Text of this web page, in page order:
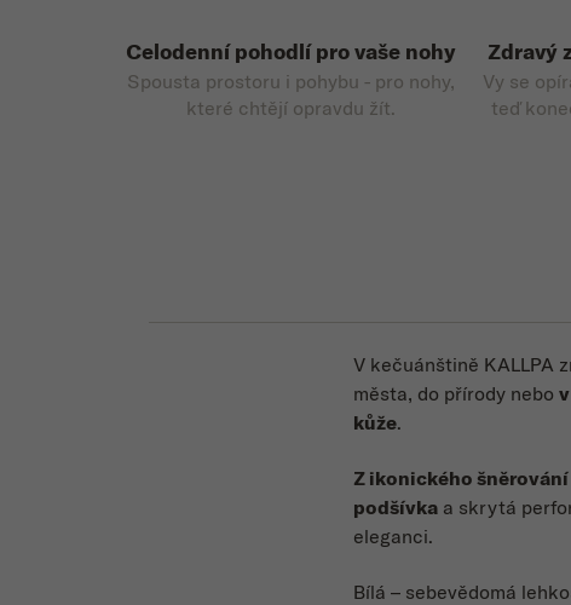
Celodenní pohodlí pro vaše nohy
Spousta prostoru i pohybu - pro nohy,
které chtějí opravdu žít.
Zdravý
Vy se
teď
V kečuánštině KALLPA
města, do přírody nebo
kůže.
Z ikonického šněrování
podšívka a skrytá
eleganci.
Bílá – sebevědomá